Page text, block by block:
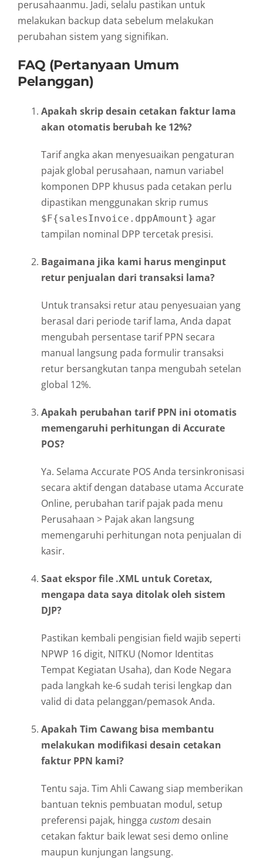
perusahaanmu. Jadi, selalu pastikan untuk
melakukan backup data sebelum melakukan
perubahan sistem yang signifikan.
FAQ (Pertanyaan Umum
Pelanggan)
Apakah skrip desain cetakan faktur lama
akan otomatis berubah ke 12%?
Tarif angka akan menyesuaikan pengaturan
pajak global perusahaan, namun variabel
komponen DPP khusus pada cetakan perlu
dipastikan menggunakan skrip rumus
$F{salesInvoice.dppAmount} agar
tampilan nominal DPP tercetak presisi.
Bagaimana jika kami harus menginput
retur penjualan dari transaksi lama?
Untuk transaksi retur atau penyesuaian yang
berasal dari periode tarif lama, Anda dapat
mengubah persentase tarif PPN secara
manual langsung pada formulir transaksi
retur bersangkutan tanpa mengubah setelan
global 12%.
Apakah perubahan tarif PPN ini otomatis
memengaruhi perhitungan di Accurate
POS?
Ya. Selama Accurate POS Anda tersinkronisasi
secara aktif dengan database utama Accurate
Online, perubahan tarif pajak pada menu
Perusahaan > Pajak akan langsung
memengaruhi perhitungan nota penjualan di
kasir.
Saat ekspor file .XML untuk Coretax,
mengapa data saya ditolak oleh sistem
DJP?
Pastikan kembali pengisian field wajib seperti
NPWP 16 digit, NITKU (Nomor Identitas
Tempat Kegiatan Usaha), dan Kode Negara
pada langkah ke-6 sudah terisi lengkap dan
valid di data pelanggan/pemasok Anda.
Apakah Tim Cawang bisa membantu
melakukan modifikasi desain cetakan
faktur PPN kami?
Tentu saja. Tim Ahli Cawang siap memberikan
bantuan teknis pembuatan modul, setup
preferensi pajak, hingga custom desain
cetakan faktur baik lewat sesi demo online
maupun kunjungan langsung.